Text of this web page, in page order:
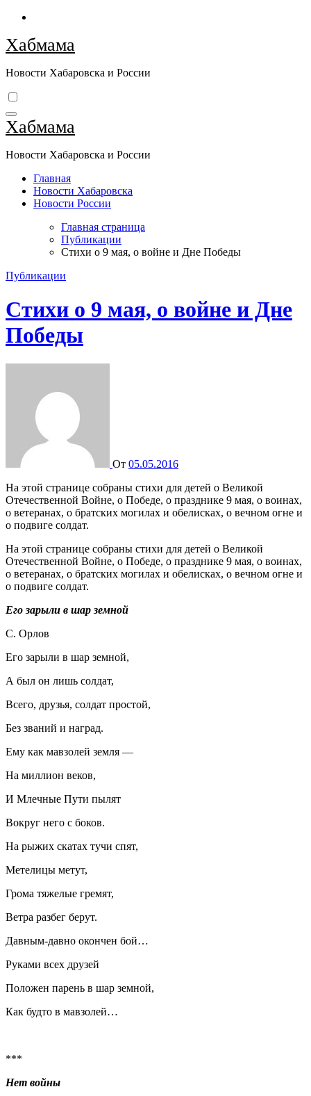
Перейти
содержимому
Хабмама
Новости Хабаровска и России
Хабмама
Новости Хабаровска и России
Главная
Новости Хабаровска
Новости России
Главная страница
Публикации
Стихи о 9 мая, о войне и Дне Победы
Публикации
Стихи о 9 мая, о войне и Дне
Победы
От 05.05.2016
На этой странице собраны стихи для детей о Великой
Отечественной Войне, о Победе, о празднике 9 мая, о воинах,
о ветеранах, о братских могилах и обелисках, о вечном огне и
о подвиге солдат.
На этой странице собраны стихи для детей о Великой
Отечественной Войне, о Победе, о празднике 9 мая, о воинах,
о ветеранах, о братских могилах и обелисках, о вечном огне и
о подвиге солдат.
Его зарыли в шар земной
С. Орлов
Его зарыли в шар земной,
А был он лишь солдат,
Всего, друзья, солдат простой,
Без званий и наград.
Ему как мавзолей земля —
На миллион веков,
И Млечные Пути пылят
Вокруг него с боков.
На рыжих скатах тучи спят,
Метелицы метут,
Грома тяжелые гремят,
Ветра разбег берут.
Давным-давно окончен бой…
Руками всех друзей
Положен парень в шар земной,
Как будто в мавзолей…
***
Нет войны